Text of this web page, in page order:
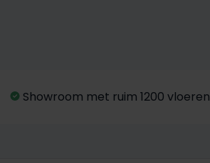
Showroom met ruim 1200 vloeren